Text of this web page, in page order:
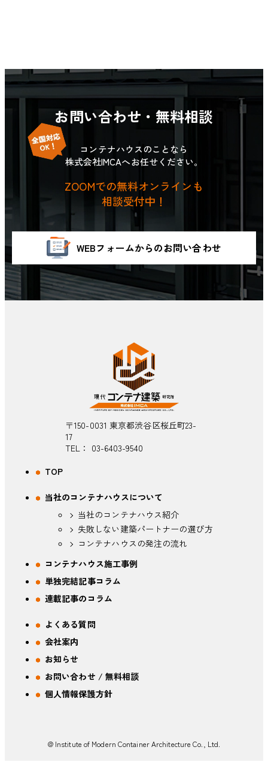
お問い合わせ・無料相談
コンテナハウスのことなら
株式会社IMCAへお任せください。
ZOOMでの無料オンラインも
相談受付中！
WEBフォームからのお問い合わせ
〒150-0031 東京都渋谷区桜丘町23-
17
TEL： 03-6403-9540
TOP
当社のコンテナハウスについて
当社のコンテナハウス紹介
失敗しない建築パートナーの選び方
コンテナハウスの発注の流れ
コンテナハウス施工事例
単独完結記事コラム
連載記事のコラム
よくある質問
会社案内
お知らせ
お問い合わせ / 無料相談
個人情報保護方針
@ Institute of Modern Container Architecture Co., Ltd.